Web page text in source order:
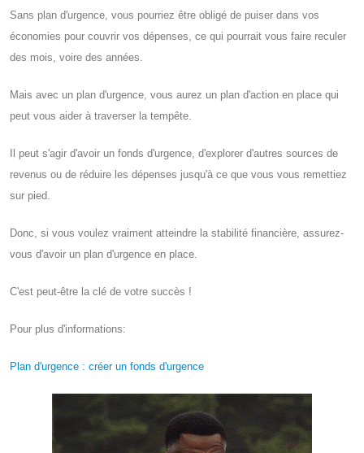
Sans plan d'urgence, vous pourriez être obligé de puiser dans vos
économies pour couvrir vos dépenses, ce qui pourrait vous faire reculer
des mois, voire des années.
Mais avec un plan d'urgence, vous aurez un plan d'action en place qui
peut vous aider à traverser la tempête.
Il peut s'agir d'avoir un fonds d'urgence, d'explorer d'autres sources de
revenus ou de réduire les dépenses jusqu'à ce que vous vous remettiez
sur pied.
Donc, si vous voulez vraiment atteindre la stabilité financière, assurez-
vous d'avoir un plan d'urgence en place.
C'est peut-être la clé de votre succès !
Pour plus d'informations:
Plan d'urgence : créer un fonds d'urgence